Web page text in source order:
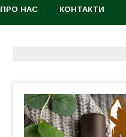
ПРО НАС КОНТАКТИ